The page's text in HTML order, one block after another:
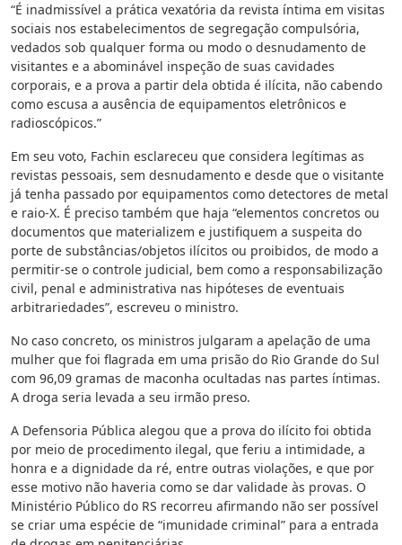
“É inadmissível a prática vexatória da revista íntima em visitas
sociais nos estabelecimentos de segregação compulsória,
vedados sob qualquer forma ou modo o desnudamento de
visitantes e a abominável inspeção de suas cavidades
corporais, e a prova a partir dela obtida é ilícita, não cabendo
como escusa a ausência de equipamentos eletrônicos e
radioscópicos.”
Em seu voto, Fachin esclareceu que considera legítimas as
revistas pessoais, sem desnudamento e desde que o visitante
já tenha passado por equipamentos como detectores de metal
e raio-X. É preciso também que haja “elementos concretos ou
documentos que materializem e justifiquem a suspeita do
porte de substâncias/objetos ilícitos ou proibidos, de modo a
permitir-se o controle judicial, bem como a responsabilização
civil, penal e administrativa nas hipóteses de eventuais
arbitrariedades”, escreveu o ministro.
No caso concreto, os ministros julgaram a apelação de uma
mulher que foi flagrada em uma prisão do Rio Grande do Sul
com 96,09 gramas de maconha ocultadas nas partes íntimas.
A droga seria levada a seu irmão preso.
A Defensoria Pública alegou que a prova do ilícito foi obtida
por meio de procedimento ilegal, que feriu a intimidade, a
honra e a dignidade da ré, entre outras violações, e que por
esse motivo não haveria como se dar validade às provas. O
Ministério Público do RS recorreu afirmando não ser possível
se criar uma espécie de “imunidade criminal” para a entrada